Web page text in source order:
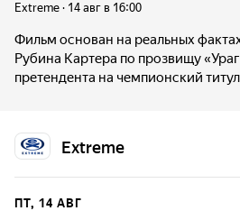
Extreme · 14 авг в 16:00
Фильм основан на реальных
Рубина Картера по прозвищу
претендента на чемпионский
и приговорили к трем
Extreme
ПТ, 14 АВГ